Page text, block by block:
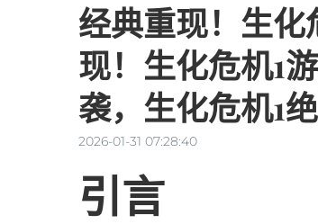
经典重现！生化
现！生化危机1
袭，生化危机1
2026-01-31 07:28:40
引言